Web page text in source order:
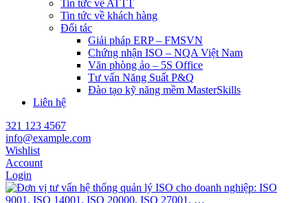
Tin tức về ATTT
Tin tức về khách hàng
Đối tác
Giải pháp ERP – FMSVN
Chứng nhận ISO – NQA Việt Nam
Văn phòng ảo – 5S Office
Tư vấn Năng Suất P&Q
Đào tạo kỹ năng mềm MasterSkills
Liên hệ
321 123 4567
info@example.com
Wishlist
Account
Login